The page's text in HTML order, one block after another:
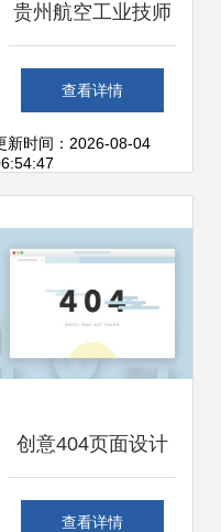
贵州航空工业技师
学院专业设置与就
业前景解析 电脑软
查看详情
新时间：2026-08-04
创意404页面设计
欣赏 当计算机与艺
查看详情